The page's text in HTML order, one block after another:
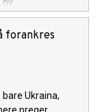
hele
forankres
Ukraina,